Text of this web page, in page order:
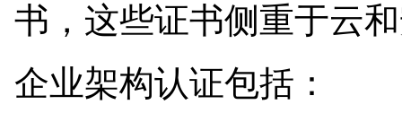
书，这些证书侧重于云
企业架构认证包括：